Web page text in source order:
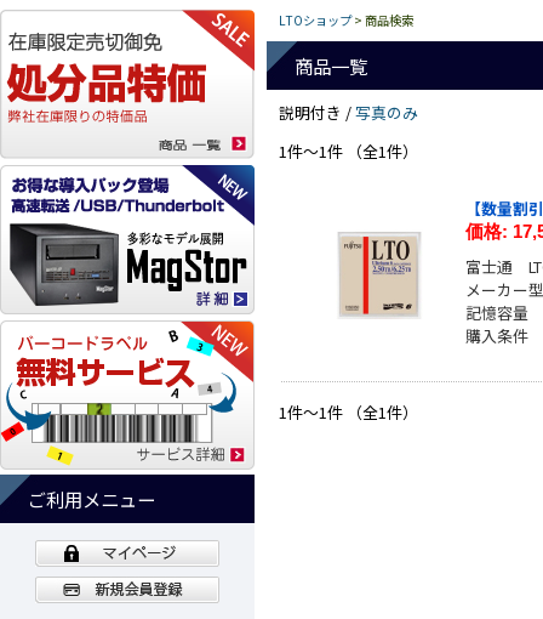
ご利用メニュー
LTOショップ> 商品検索
商品一覧
説明付き /写真のみ
1件～1件 （全1件）
【数量
価格:
富士通
メーカー
記憶容
購入条
1件～1件 （全1件）